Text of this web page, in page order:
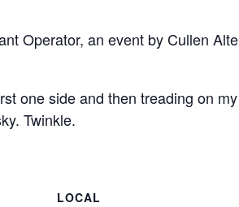
Operator, an event by Cullen
one side and then treading on
Twinkle.
LOCAL